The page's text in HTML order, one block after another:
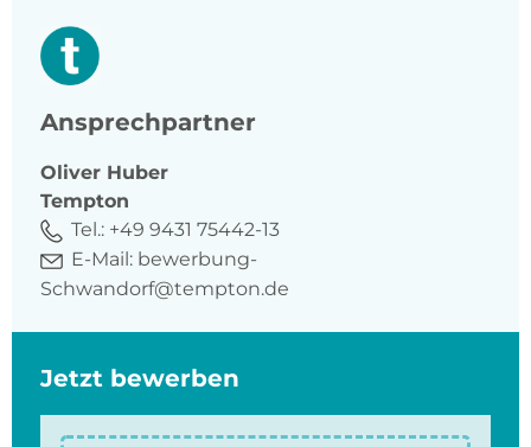
Ansprechpartner
Oliver Huber
Tempton
Tel.: +49 9431 75442-13
E-Mail: bewerbung-
Schwandorf@tempton.de
Jetzt bewerben